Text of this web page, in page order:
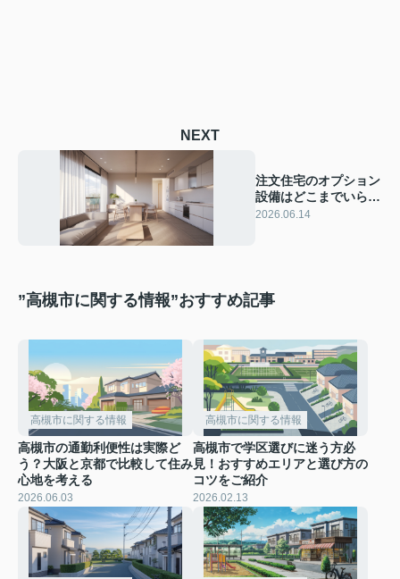
NEXT
注文住宅のオプション
設備はどこまでいらな
い？後悔しない見極め
2026.06.14
”高槻市に関する情報”おすすめ記事
高槻市に関する情報
高槻市の通勤利便性は実際ど
う？大阪と京都で比較して住み
心地を考える
2026.06.03
高槻市に関する情報
高槻市で学区選びに迷う方必
見！おすすめエリアと選び方の
コツをご紹介
2026.02.13